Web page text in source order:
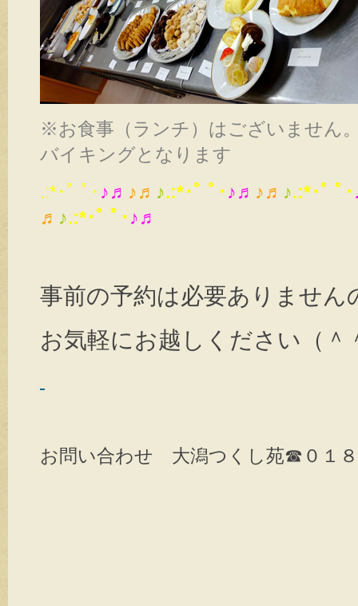
※お食事（ランチ）はございません
バイキングとなります
.:*･ﾟ ﾟ･ ♪♬ ♪♬ ♪.:*･ﾟ ﾟ･♪♬ ♪♬ ♪.:*･ﾟ ﾟ･
♬ ♪.:*･ﾟ ﾟ･♪♬
事前の予約は必要ありません
お気軽にお越しください（＾
お問い合わせ 大潟つくし苑☎０１８